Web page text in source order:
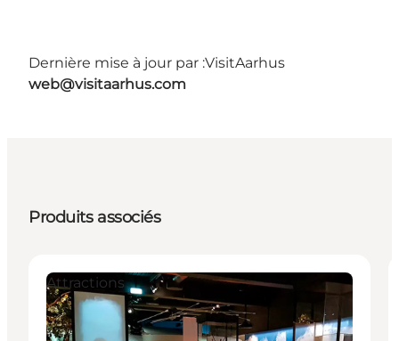
Dernière mise à jour par :VisitAarhus
web@visitaarhus.com
Produits associés
Attractions